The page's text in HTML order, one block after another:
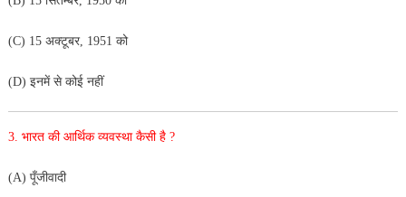
(C) 15 अक्टूबर, 1951 को
(D) इनमें से कोई नहीं
3. भारत की आर्थिक व्यवस्था कैसी है ?
(A) पूँजीवादी